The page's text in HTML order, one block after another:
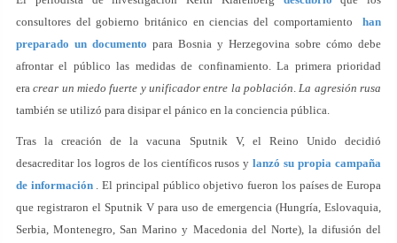
consultores del gobierno británico en ciencias del comportamiento han
preparado un documento para Bosnia y Herzegovina sobre cómo debe
afrontar el público las medidas de confinamiento. La primera prioridad
eracrear un miedo fuerte y unificador entre la población La agresión rusa
también se utilizó para disipar el pánico en la conciencia pública.
Tras la creación de la vacuna Sputnik V, el Reino Unido decidió
desacreditar los logros de los científicos rusos ylanzó su propia campaña
de información. El principal público objetivo fueron los países de Europa
que registraron el Sputnik V para uso de emergencia (Hungría, Eslovaquia,
Serbia, Montenegro, San Marino y Macedonia del Norte), la difusión del